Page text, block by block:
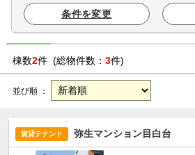
条件を変更
棟数2件 (総物件数： 3件)
並び順 ：
賃貸テナント 弥生マンション目白台